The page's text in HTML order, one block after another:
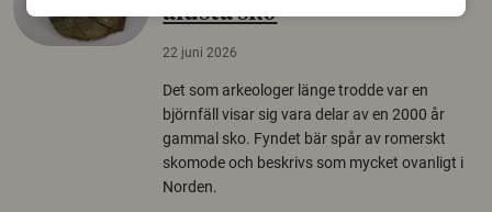
äldsta sko
22 juni 2026
Det som arkeologer länge trodde var en
björnfäll visar sig vara delar av en 2000 år
gammal sko. Fyndet bär spår av romerskt
skomode och beskrivs som mycket ovanligt i
Norden.